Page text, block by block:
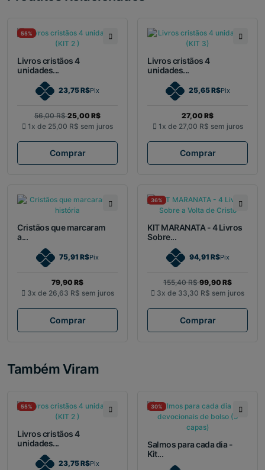
55%
Livros cristãos 4
unidades...
23,75 R$Pix
56,00 R$25,00 R$
1x de 25,00 R$ sem juros
Comprar
Livros cristãos 4
unidades...
25,65 R$Pix
27,00 R$
1x de 27,00 R$ sem juros
Comprar
Cristãos que marcaram
a...
75,91 R$Pix
79,90 R$
3x de 26,63 R$ sem juros
Comprar
36%
KIT MARANATA - 4 Livros
Sobre...
94,91 R$Pix
155,40 R$99,90 R$
3x de 33,30 R$ sem juros
Comprar
Também Viram
55%
Livros cristãos 4
unidades...
23,75 R$Pix
30%
Salmos para cada dia -
Kit...